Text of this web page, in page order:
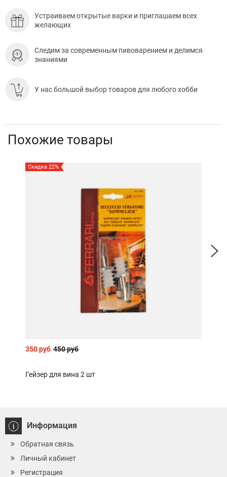
Устраиваем открытые варки и приглашаем всех
желающих
Следим за современным пивоварением и делимся
знаниями
У нас большой выбор товаров для любого хобби
Похожие товары
Скидка 22%
350 руб 450 руб
Гейзер для вина 2 шт
Информация
Обратная связь
Личный кабинет
Регистрация